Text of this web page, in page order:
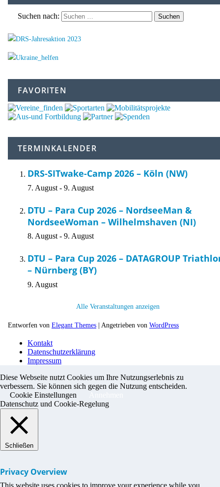
Suchen nach:
FAVORITEN
TERMINKALENDER
DRS-SITwake-Camp 2026 – Köln (NW)
7. August - 9. August
DTU – Para Cup 2026 – NordseeMan &
NordseeWoman – Wilhelmshaven (NI)
8. August - 9. August
DTU – Para Cup 2026 – DATAGROUP
– Nürnberg (BY)
9. August
Alle Veranstaltungen anzeigen
Entworfen von Elegant Themes | Angetrieben von WordPress
Kontakt
Datenschutzerklärung
Impressum
Diese Webseite nutzt Cookies um Ihre Nutzungserlebnis zu
verbessern. Sie können sich gegen die Nutzung entscheiden.
Cookie Einstellungen
Datenschutz und Cookie-Regelung
Schließen
Privacy Overview
This website uses cookies to improve your experience while you